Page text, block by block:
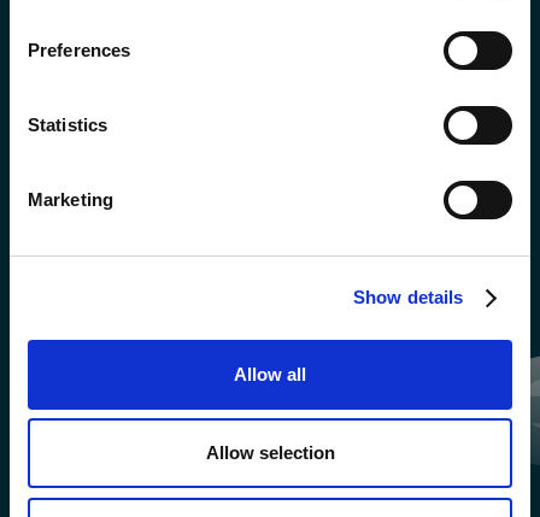
Preferences
Statistics
Marketing
Show details
Allow all
Allow selection